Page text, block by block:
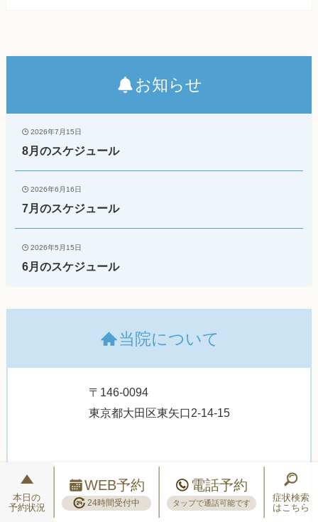
お知らせ
2026年7月15日
8月のスケジュール
2026年6月16日
7月のスケジュール
2026年5月15日
6月のスケジュール
当院について
〒146-0094
東京都大田区東矢口2-14-15
本日の
予約状況
WEB予約
24時間受付中
電話予約
タップで通話可能です
症状検索
はこちら